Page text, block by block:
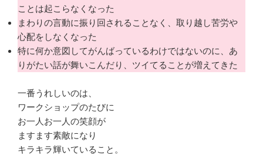
ことは起こらなくなった
まわりの言動に振り回されることなく、取り越し苦労や
心配をしなくなった
特に何か意図してがんばっているわけではないのに、あ
りがたい話が舞いこんだり、ツイてることが増えてきた
一番うれしいのは、
ワークショップのたびに
お一人お一人の笑顔が
ますます素敵になり
キラキラ輝いていること。